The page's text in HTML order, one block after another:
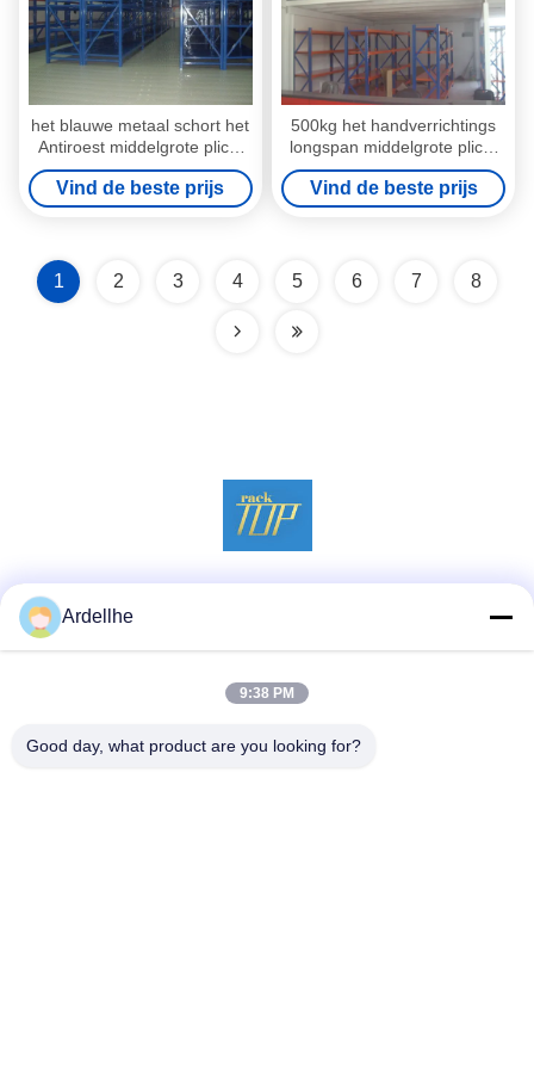
het blauwe metaal schort het
Antiroest middelgrote plicht
opschorten met
gebeëindigde op nevelverf
Vind de beste prijs
500kg het handverrichtings
longspan middelgrote plicht
opschorten met houten
planken
Vind de beste prijs
1 2 3 4 5 6 7 8
Ardellhe
9:38 PM
Good day, what product are you looking for?